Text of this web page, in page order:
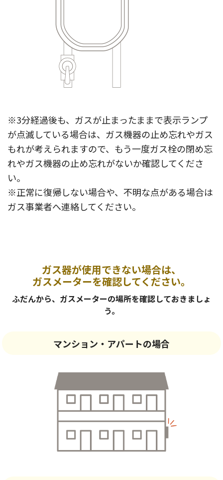
※3分経過後も、ガスが止まったままで表示ランプ
が点滅している場合は、ガス機器の止め忘れやガス
もれが考えられますので、もう一度ガス栓の閉め忘
れやガス機器の止め忘れがないか確認してくださ
い。
※正常に復帰しない場合や、不明な点がある場合は
ガス事業者へ連絡してください。
ガス器が使用できない場合は、
ガスメーターを確認してください。
ふだんから、ガスメーターの場所を確認しておきましょ
う。
マンション・アパートの場合